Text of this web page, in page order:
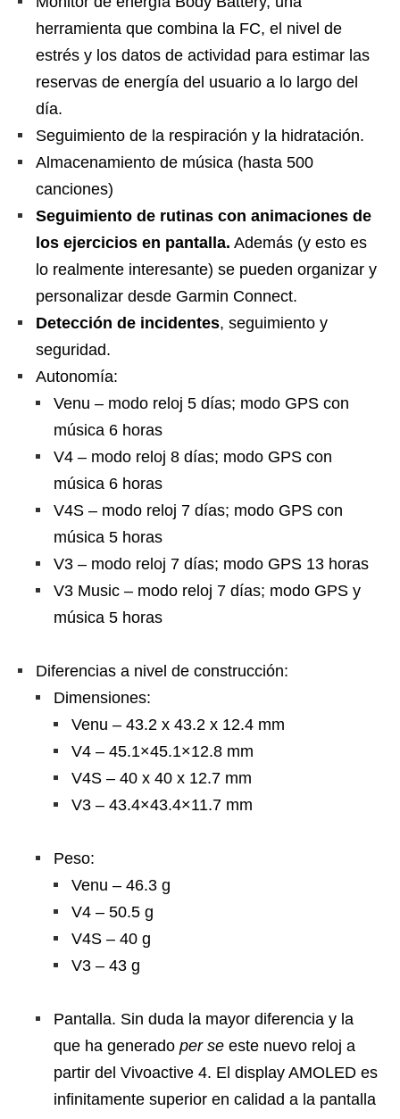
herramienta que combina la FC, el nivel de
estrés y los datos de actividad para estimar las
reservas de energía del usuario a lo largo del
día.
Seguimiento de la respiración y la hidratación.
Almacenamiento de música (hasta 500
canciones)
Seguimiento de rutinas con animaciones de
los ejercicios en pantalla. Además (y esto es
lo realmente interesante) se pueden organizar y
personalizar desde Garmin Connect.
Detección de incidentes, seguimiento y
seguridad.
Autonomía:
Venu – modo reloj 5 días; modo GPS con
música 6 horas
V4 – modo reloj 8 días; modo GPS con
música 6 horas
V4S – modo reloj 7 días; modo GPS con
música 5 horas
V3 – modo reloj 7 días; modo GPS 13 horas
V3 Music – modo reloj 7 días; modo GPS y
música 5 horas
Diferencias a nivel de construcción:
Dimensiones:
Venu – 43.2 x 43.2 x 12.4 mm
V4 – 45.1×45.1×12.8 mm
V4S – 40 x 40 x 12.7 mm
V3 – 43.4×43.4×11.7 mm
Peso:
Venu – 46.3 g
V4 – 50.5 g
V4S – 40 g
V3 – 43 g
Pantalla. Sin duda la mayor diferencia y la
que ha generado per se este nuevo reloj a
partir del Vivoactive 4. El display AMOLED es
infinitamente superior en calidad a la pantalla